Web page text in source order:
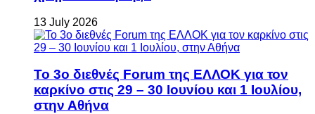
13 July 2026
Το 3ο διεθνές Forum της ΕΛΛΟΚ για τον
καρκίνο στις 29 – 30 Ιουνίου και 1 Ιουλίου,
στην Αθήνα